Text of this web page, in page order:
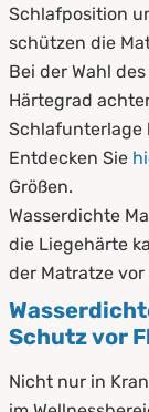
Schlafposition
schützen die
Bei der Wahl
Härtegrad
Schlafunterlage
Entdecken Sie
Größen.
Wasserdichte
die Liegehärte
der Matratze
Schutz vor
Nicht nur in